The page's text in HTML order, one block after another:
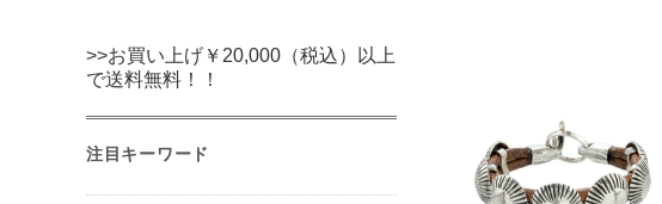
>>お買い上げ￥20,000（税込）以上
で送料無料！！
注目キーワード